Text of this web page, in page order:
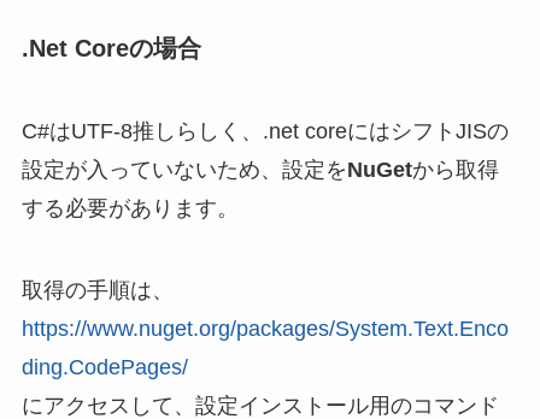
.Net Coreの場合
C#はUTF-8推しらしく、.net coreにはシフトJISの
設定が入っていないため、設定をNuGetから取得
する必要があります。
取得の手順は、
https://www.nuget.org/packages/System.Text.Enco
ding.CodePages/
にアクセスして、設定インストール用のコマンド